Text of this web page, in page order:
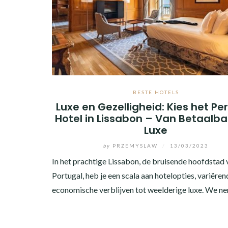
BESTE HOTELS
Luxe en Gezelligheid: Kies het
Hotel in Lissabon – Van
Luxe
by PRZEMYSLAW 13/03/2023
In het prachtige Lissabon, de bruisende hoofdstad
Portugal, heb je een scala aan hotelopties,
economische verblijven tot weelderige luxe. We